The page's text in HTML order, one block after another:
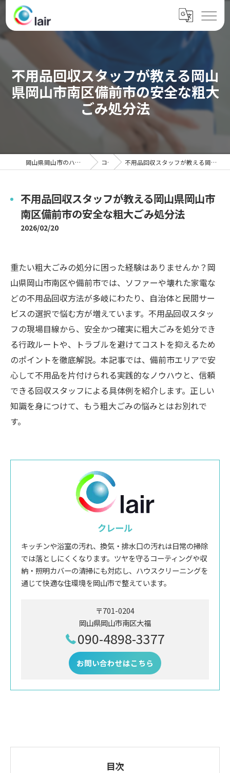
不用品回収スタッフが教える岡山
県岡山市南区備前市の安全な粗大
ごみ処分法
岡山県岡山市のハウスクリーニングならクレール コラム 不用品回収スタッフが教える岡山県岡山市南区備前市の安全な粗大ごみ処分法
不用品回収スタッフが教える岡山県岡山市
南区備前市の安全な粗大ごみ処分法
2026/02/20
重たい粗大ごみの処分に困った経験はありませんか？岡
山県岡山市南区や備前市では、ソファーや壊れた家電な
どの不用品回収方法が多岐にわたり、自治体と民間サー
ビスの選択で悩む方が増えています。不用品回収スタッ
フの現場目線から、安全かつ確実に粗大ごみを処分でき
る行政ルートや、トラブルを避けてコストを抑えるため
のポイントを徹底解説。本記事では、備前市エリアで安
心して不用品を片付けられる実践的なノウハウと、信頼
できる回収スタッフによる具体例を紹介します。正しい
知識を身につけて、もう粗大ごみの悩みとはお別れで
す。
クレール
キッチンや浴室の汚れ、換気・排水口の汚れは日常の掃除
では落としにくくなります。ツヤを守るコーティングや収
納・照明カバーの清掃にも対応し、ハウスクリーニングを
通じて快適な住環境を岡山市で整えています。
〒701-0204
岡山県岡山市南区大福
090-4898-3377
お問い合わせはこちら
目次